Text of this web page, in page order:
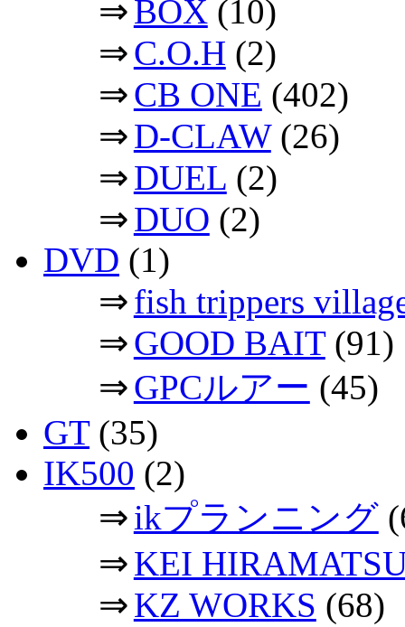
⇒BOX (10)
⇒C.O.H (2)
⇒CB ONE (402)
⇒D-CLAW(26)
⇒DUEL (2)
⇒DUO (2)
DVD (1)
⇒fish trippers
⇒GOOD BAIT(91)
⇒GPCルアー (45)
GT(35)
IK500 (2)
⇒ikプランニング
⇒KEI
⇒KZ WORKS (68)